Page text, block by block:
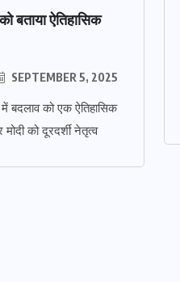
बताया ऐतिहासिक
SEPTEMBER 5, 2025
में बदलाव को एक ऐतिहासिक
को दूरदर्शी नेतृत्व